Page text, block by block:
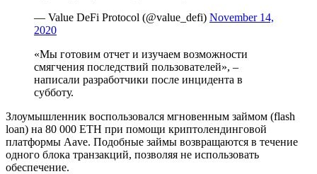
— Value DeFi Protocol (@value_defi) November 14,
2020
«Мы готовим отчет и изучаем возможности
смягчения последствий пользователей», –
написали разработчики после инцидента в
субботу.
Злоумышленник воспользовался мгновенным займом (flash
loan) на 80 000 ETH при помощи криптолендинговой
платформы Aave. Подобные займы возвращаются в течение
одного блока транзакций, позволяя не использовать
обеспечение.